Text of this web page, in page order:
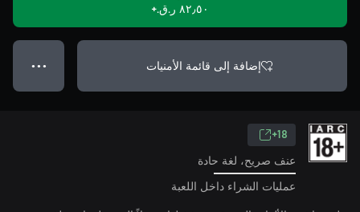
٨٢٫٥٠ ر.ق.‏+
إضافة إلى قائمة الأمنيات ● ● ●
18+
عنف صريح، لغة حادة
عمليات الشراء داخل اللعبة